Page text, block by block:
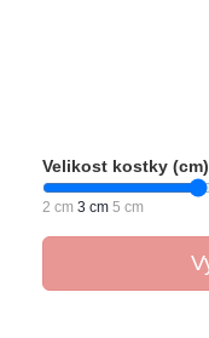
Velikost kostky
2 cm 3 cm 5 cm